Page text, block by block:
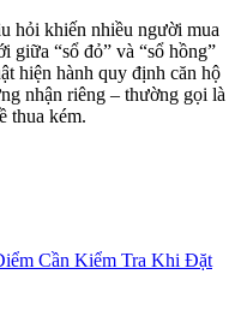
hỏi khiến nhiều người mua
giữa “sổ đỏ” và “sổ hồng”
hiện hành quy định căn hộ
nhận riêng – thường gọi là
thua kém.
Cần Kiểm Tra Khi Đặt